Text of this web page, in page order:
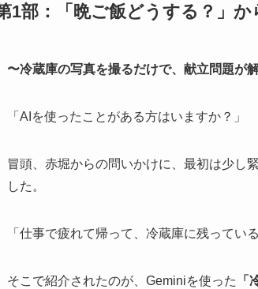
1部：「晩ご飯どうする？」か
〜冷蔵庫の写真を撮るだけで、献立問題が
「AIを使ったことがある方はいますか？」
冒頭、赤堀からの問いかけに、最初は少し
した。
「仕事で疲れて帰って、冷蔵庫に残ってい
そこで紹介されたのが、Geminiを使った 「